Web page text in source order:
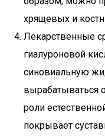
хрящевых и
Лекарственные
гиалуроновой
синовиальную
вырабатываться
роли
покрывает